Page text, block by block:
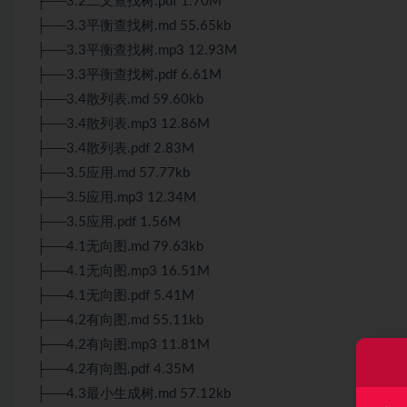
├──3.3平衡查找树.md 55.65kb
├──3.3平衡查找树.mp3 12.93M
├──3.3平衡查找树.pdf 6.61M
├──3.4散列表.md 59.60kb
├──3.4散列表.mp3 12.86M
├──3.4散列表.pdf 2.83M
├──3.5应用.md 57.77kb
├──3.5应用.mp3 12.34M
├──3.5应用.pdf 1.56M
├──4.1无向图.md 79.63kb
├──4.1无向图.mp3 16.51M
├──4.1无向图.pdf 5.41M
├──4.2有向图.md 55.11kb
├──4.2有向图.mp3 11.81M
├──4.2有向图.pdf 4.35M
├──4.3最小生成树.md 57.12kb